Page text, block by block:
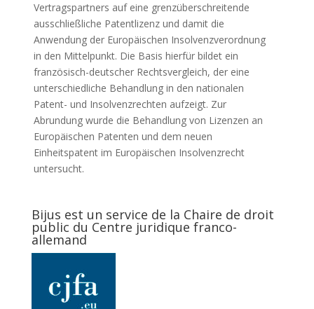
Vertragspartners auf eine grenzüberschreitende
ausschließliche Patentlizenz und damit die
Anwendung der Europäischen Insolvenzverordnung
in den Mittelpunkt. Die Basis hierfür bildet ein
französisch-deutscher Rechtsvergleich, der eine
unterschiedliche Behandlung in den nationalen
Patent- und Insolvenzrechten aufzeigt. Zur
Abrundung wurde die Behandlung von Lizenzen an
Europäischen Patenten und dem neuen
Einheitspatent im Europäischen Insolvenzrecht
untersucht.
Bijus est un service de la Chaire de droit
public du Centre juridique franco-
allemand